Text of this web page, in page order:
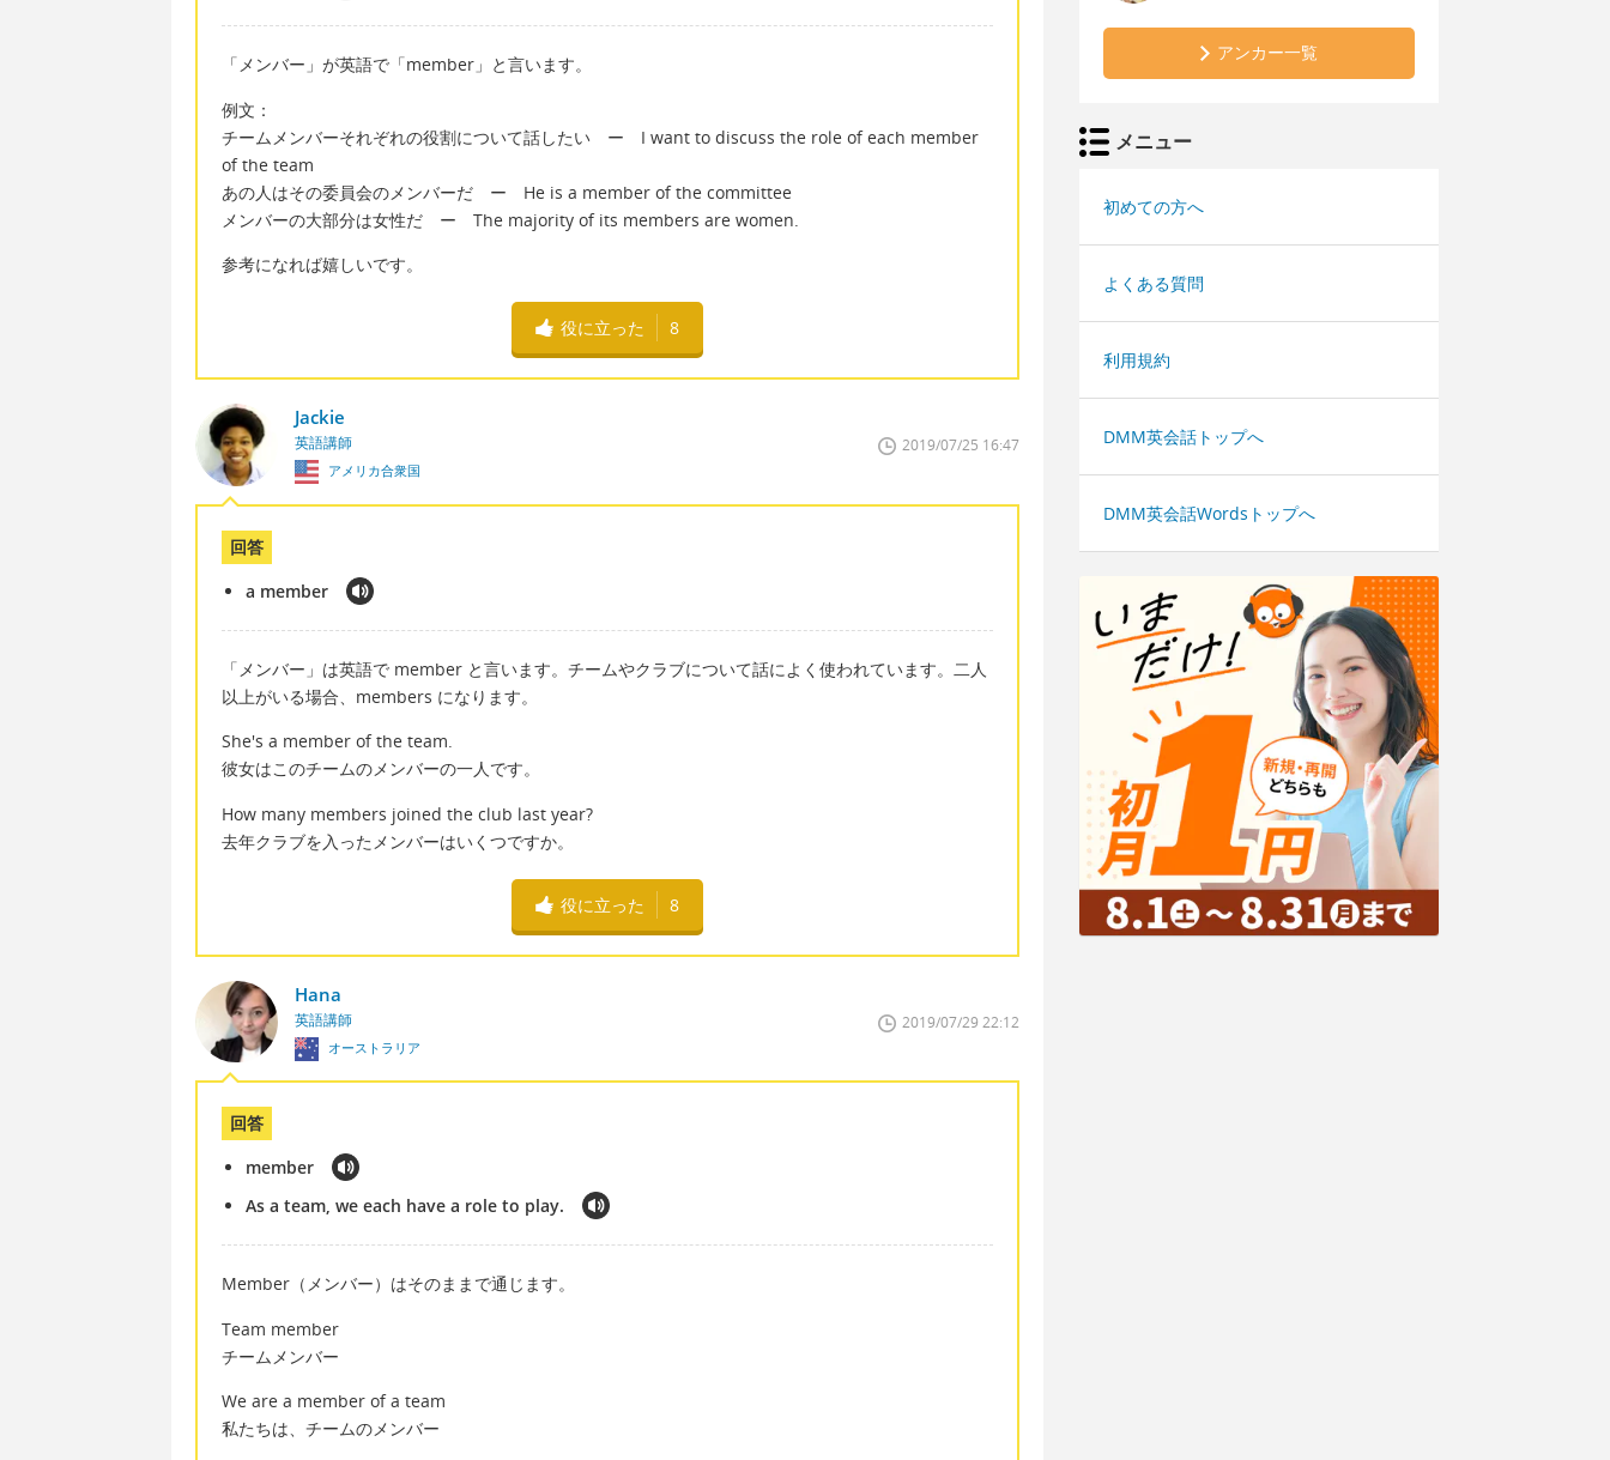
「メンバー」が英語で「member」と言います。
例文：
チームメンバーそれぞれの役割について話したい ー I want to discuss the role of each member
of the team
あの人はその委員会のメンバーだ ー He is a member of the committee
メンバーの大部分は女性だ ー The majority of its members are women.
参考になれば嬉しいです。
役に立った 8
Jackie
英語講師
アメリカ合衆国
2019/07/25 16:47
回答
a member
「メンバー」は英語で member と言います。チームやクラブについて話によく使われています。二人
以上がいる場合、members になります。
She's a member of the team.
彼女はこのチームのメンバーの一人です。
How many members joined the club last year?
去年クラブを入ったメンバーはいくつですか。
役に立った 8
Hana
英語講師
オーストラリア
2019/07/29 22:12
回答
member
As a team, we each have a role to play.
Member（メンバー）はそのままで通じます。
Team member
チームメンバー
We are a member of a team
私たちは、チームのメンバー
アンカー一覧
メニュー
初めての方へ
よくある質問
利用規約
DMM英会話トップへ
DMM英会話Wordsトップへ